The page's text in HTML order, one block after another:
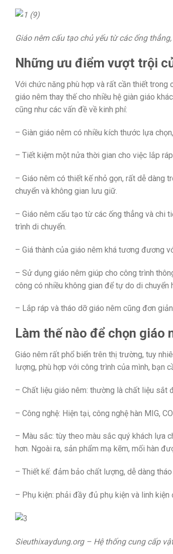
Giáo nêm cấu tạo chủ yếu từ các ống
Những ưu điểm vượt trội
Với chức năng phù hợp và rất cần thiết
giáo nêm thay thế cho nhiều hệ giàn giáo
cũng như các vấn đề về kinh phí:
– Giàn giáo nêm có nhiều kích thước lựa
– Tiết kiệm một nửa thời gian cho việc lắp
– Giáo nêm có thiết kế nhỏ gọn, rất dễ dàng
chuyển và không gian lưu giữ.
– Giáo nêm cấu tạo từ các ống thẳng và chi
trình di chuyển.
– Giá thành của giáo nêm khá tương đương
– Sử dụng giáo nêm giúp cho công trình
công có nhiều không gian để tự do di chuyển
– Lắp ráp và tháo dỡ giáo nêm cũng đơn
Làm thế nào để chọn giáo
Giáo nêm rất phổ biến trên thị trường, tuy
lượng, phù hợp với công trình của mình, bạn
– Chất liệu giáo nêm: thường là chất liệu sắt
– Công nghệ: Hiện tại, công nghệ hàn MIG,
– Màu sắc: tùy theo màu sắc quý khách lựa
hơn. Ngoài ra, sản phẩm mạ kẽm, mối hàn
– Thiết kế: đảm bảo chất lượng, dễ dàng
– Phụ kiện: phải đầy đủ phụ kiện và linh
Sieuthixaydung.org – Hệ thống cung cấp